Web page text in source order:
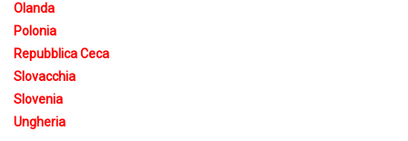
Olanda
Polonia
Repubblica Ceca
Slovacchia
Slovenia
Ungheria